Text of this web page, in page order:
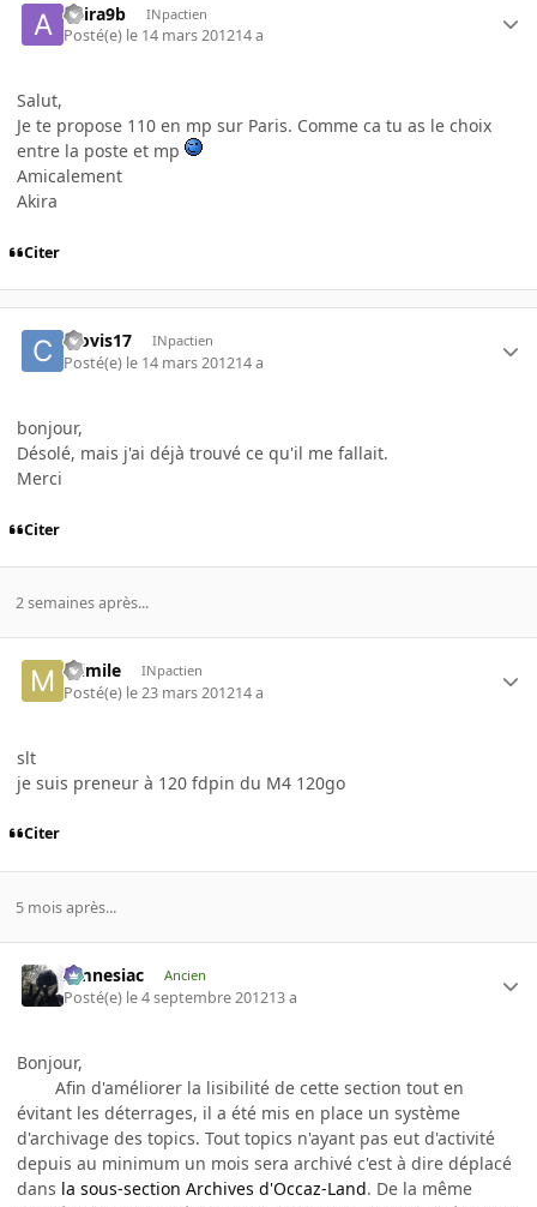
akira9b INpactien
Posté(e) le 14 mars 201214 a
Salut,
Je te propose 110 en mp sur Paris. Comme ca tu as le choix
entre la poste et mp
Amicalement
Akira
Citer
Clovis17 INpactien
Posté(e) le 14 mars 201214 a
bonjour,
Désolé, mais j'ai déjà trouvé ce qu'il me fallait.
Merci
Citer
2 semaines après...
mimile INpactien
Posté(e) le 23 mars 201214 a
slt
je suis preneur à 120 fdpin du M4 120go
Citer
5 mois après...
Amnesiac Ancien
Posté(e) le 4 septembre 201213 a
Bonjour,
Afin d'améliorer la lisibilité de cette section tout en
évitant les déterrages, il a été mis en place un système
d'archivage des topics. Tout topics n'ayant pas eut d'activité
depuis au minimum un mois sera archivé c'est à dire déplacé
dans la sous-section Archives d'Occaz-Land. De la même